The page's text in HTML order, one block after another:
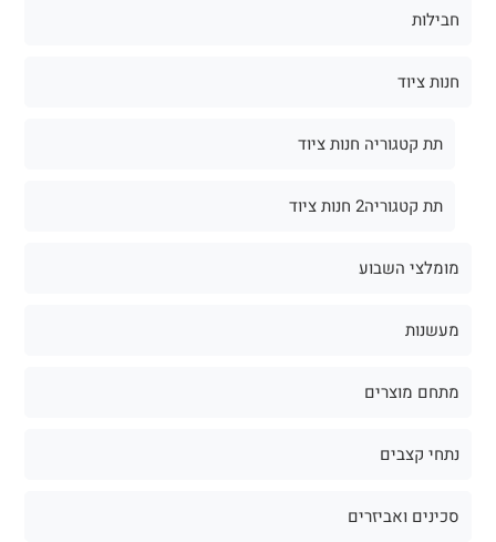
חבילות
חנות ציוד
תת קטגוריה חנות ציוד
תת קטגוריה2 חנות ציוד
מומלצי השבוע
מעשנות
מתחם מוצרים
נתחי קצבים
סכינים ואביזרים